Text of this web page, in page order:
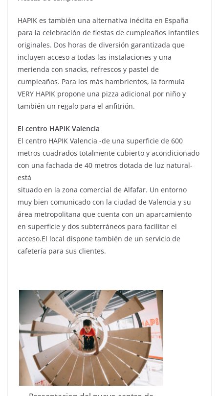
HAPIK es también una alternativa inédita en España
para la celebración de fiestas de cumpleaños infantiles
originales. Dos horas de diversión garantizada que
incluyen acceso a todas las instalaciones y una
merienda con snacks, refrescos y pastel de
cumpleaños. Para los más hambrientos, la formula
VERY HAPIK propone una pizza adicional por niño y
también un regalo para el anfitrión.
El centro HAPIK Valencia
El centro HAPIK Valencia -de una superficie de 600
metros cuadrados totalmente cubierto y acondicionado
con una fachada de 40 metros dotada de luz natural-
está
situado en la zona comercial de Alfafar. Un entorno
muy bien comunicado con la ciudad de Valencia y su
área metropolitana que cuenta con un aparcamiento
en superficie y dos subterráneos para facilitar el
acceso.El local dispone también de un servicio de
cafetería para sus clientes.